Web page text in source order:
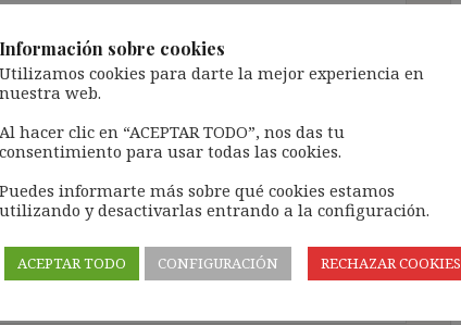
electrónico, deberán verificar la
en el correo electrónico registrado (según
de «Spam»).
causar.
del blog: https://ignasibeltran.com/politica-
Información sobre cookies
Utilizamos cookies para darte la mejor experiencia en
nuestra web.
Al hacer clic en “ACEPTAR TODO”, nos das tu
consentimiento para usar todas las cookies.
Puedes informarte más sobre qué cookies estamos
utilizando y desactivarlas entrando a la configuración.
ACEPTAR TODO CONFIGURACIÓN RECHAZAR COOKIES